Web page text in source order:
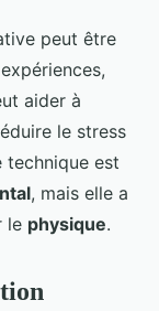
peut être
aider à
le stress
technique est
, mais elle a
le physique.